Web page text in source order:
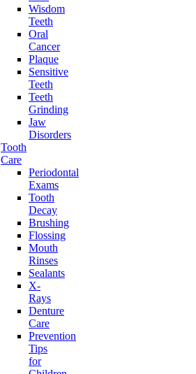
Wisdom
Teeth
Oral
Cancer
Plaque
Sensitive
Teeth
Teeth
Grinding
Jaw
Disorders
Tooth
Care
Periodontal
Exams
Tooth
Decay
Brushing
Flossing
Mouth
Rinses
Sealants
X-
Rays
Denture
Care
Prevention
Tips
for